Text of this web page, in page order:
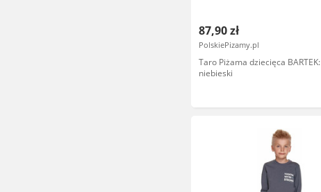
87,90 zł
PolskiePizamy.pl
Taro Piżama dziecięca BARTEK:
niebieski